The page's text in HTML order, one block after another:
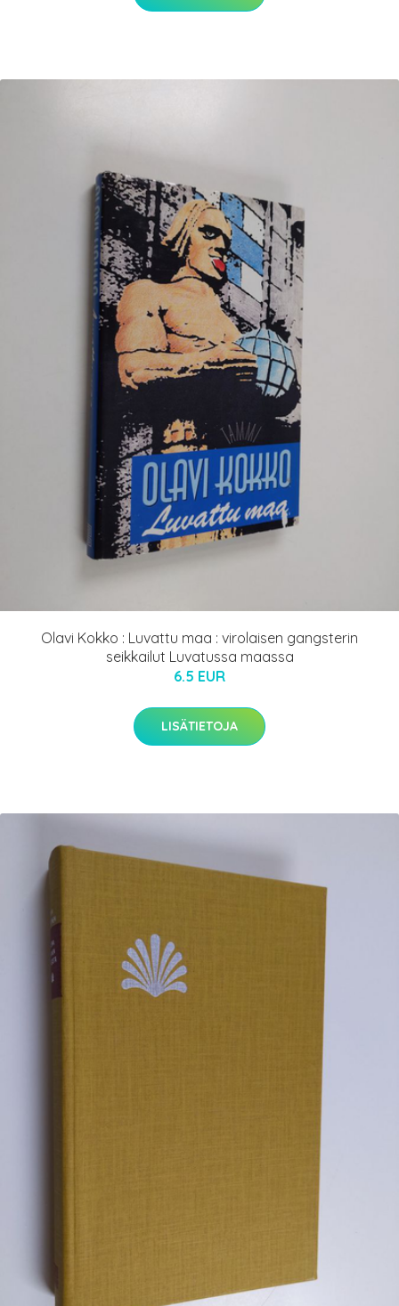
Olavi Kokko : Luvattu maa : virolaisen gangsterin
seikkailut Luvatussa maassa
6.5 EUR
LISÄTIETOJA